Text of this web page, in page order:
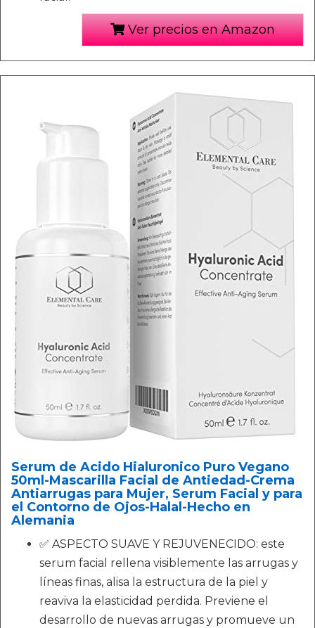
Ver precios en Amazon
Serum de Acido Hialuronico Puro Vegano
50ml-Mascarilla Facial de Antiedad-Crema
Antiarrugas para Mujer, Serum Facial y para
el Contorno de Ojos-Halal-Hecho en
Alemania
✅ ASPECTO SUAVE Y REJUVENECIDO: este
serum facial rellena visiblemente las arrugas y
líneas finas, alisa la estructura de la piel y
reaviva la elasticidad perdida. Previene el
desarrollo de nuevas arrugas y promueve un